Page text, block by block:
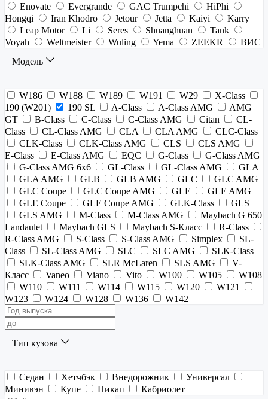
Enovate
Evergrande GAC Trumpchi
HiPhi
Hongqi
Iran Khodro Jetour Jetta Kaiyi
Karry
Leap Motor
Li Seres Shuanghuan
Tank
Voyah
Weltmeister Wuling Yema ZEEKR
ВИС
Модель
W186 W188 W189 W191 W29
X-Class
190 (W201)
190 SL A-Class A-Class AMG
AMG
GT
B-Class C-Class C-Class AMG Citan
CL-
Class
CL-Class AMG CLA CLA AMG
CLC-Class
CLK-Class
CLK-Class AMG CLS
CLS AMG
E-Class
E-Class AMG EQC G-Class
G-Class AMG
G-Class AMG 6x6
GL-Class GL-Class AMG
GLA
GLA AMG
GLB GLB AMG GLC
GLC AMG
GLC Coupe
GLC Coupe AMG GLE
GLE AMG
GLE Coupe
GLE Coupe AMG GLK-Class
GLS
GLS AMG
M-Class M-Class AMG
Maybach G 650
Landaulet
Maybach GLS Maybach S-Класс
R-Class
R-Class AMG
S-Class S-Class AMG Simplex
SL-
Class
SL-Class AMG SLC SLC AMG
SLK-Class
SLK-Class AMG
SLR McLaren SLS AMG
V-
Класс
Vaneo Viano Vito W100 W105
W108
W110
W111 W114 W115 W120
W121
W123
W124 W128 W136 W142
Тип кузова
Седан Хетчбэк Внедорожник
Универсал
Минивэн
Купе Пикап Кабриолет